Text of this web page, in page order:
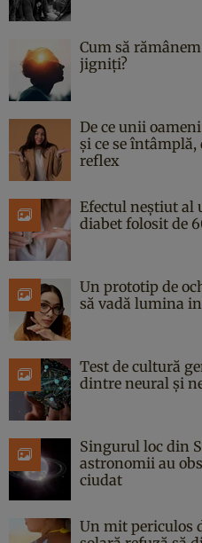
Cum să
jigniți?
De ce unii
și ce se întâmplă,
reflex
Efectul neștiut al
diabet folosit de
Un prototip de
să vadă lumina
Test de cultură
dintre neural și
Singurul loc din
astronomii au
ciudat
Un mit periculos